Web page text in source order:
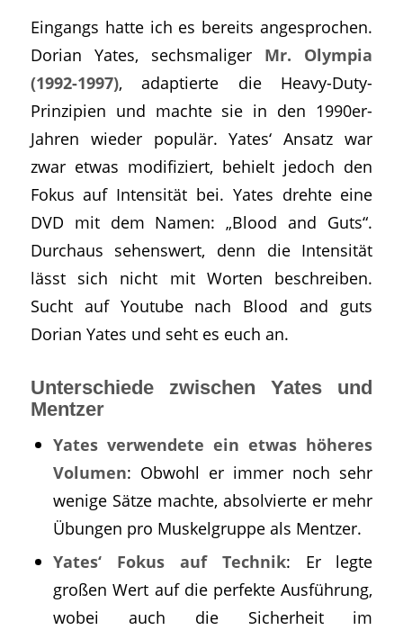
Eingangs hatte ich es bereits angesprochen.
Dorian Yates, sechsmaliger Mr. Olympia
(1992-1997), adaptierte die Heavy-Duty-
Prinzipien und machte sie in den 1990er-
Jahren wieder populär. Yates‘ Ansatz war
zwar etwas modifiziert, behielt jedoch den
Fokus auf Intensität bei. Yates drehte eine
DVD mit dem Namen: „Blood and Guts“.
Durchaus sehenswert, denn die Intensität
lässt sich nicht mit Worten beschreiben.
Sucht auf Youtube nach Blood and guts
Dorian Yates und seht es euch an.
Unterschiede zwischen Yates und
Mentzer
Yates verwendete ein etwas höheres
Volumen: Obwohl er immer noch sehr
wenige Sätze machte, absolvierte er mehr
Übungen pro Muskelgruppe als Mentzer.
Yates‘ Fokus auf Technik: Er legte
großen Wert auf die perfekte Ausführung,
wobei auch die Sicherheit im